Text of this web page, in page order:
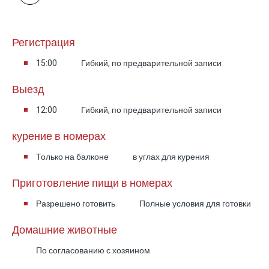
для семей с детьми
Рядом с виллой расположен подогреваемый
находится очень близко к зданию виллы,
поэтому им удобно пользоваться в течение
защитное ограждение, которое добавляет
спокойствие семьям, приезжающим с
маленькими детьми.
Связь между бассейном, виллой и двором
создаёт очень удобный формат отдыха для
семей: дети могут наслаждаться водой и
играми, а взрослые — сидеть рядом,
Регистрация
15:00 Гибкий, по предварительной записи
Выезд
12:00 Гибкий, по предварительной записи
курение в номерах
Только на балконе в углах для курения
Приготовление пищи в номерах
Разрешено готовить Полные условия для готовки
Домашние животные
По согласованию с хозяином